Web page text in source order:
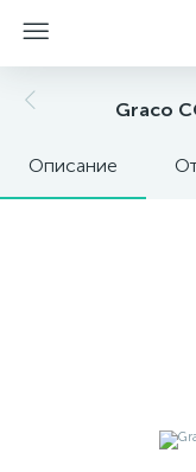
Graco
Описание